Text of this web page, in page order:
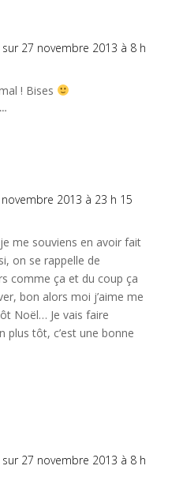
sur 27 novembre 2013 à 8 h
! Bises
2013 à 23 h 15
me souviens en avoir fait
on se rappelle de
comme ça et du coup ça
bon alors moi j’aime me
Noël… Je vais faire
plus tôt, c’est une bonne
sur 27 novembre 2013 à 8 h